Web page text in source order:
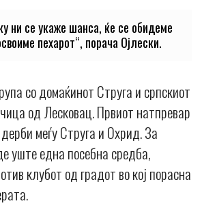
ни се укаже шанса, ќе се обидеме
пехарот“, порача Ојлески.
со домаќинот Струга и српскиот
од Лесковац. Првиот натпревар
меѓу Струга и Охрид. За
уште една посебна средба,
клубот од градот во кој порасна